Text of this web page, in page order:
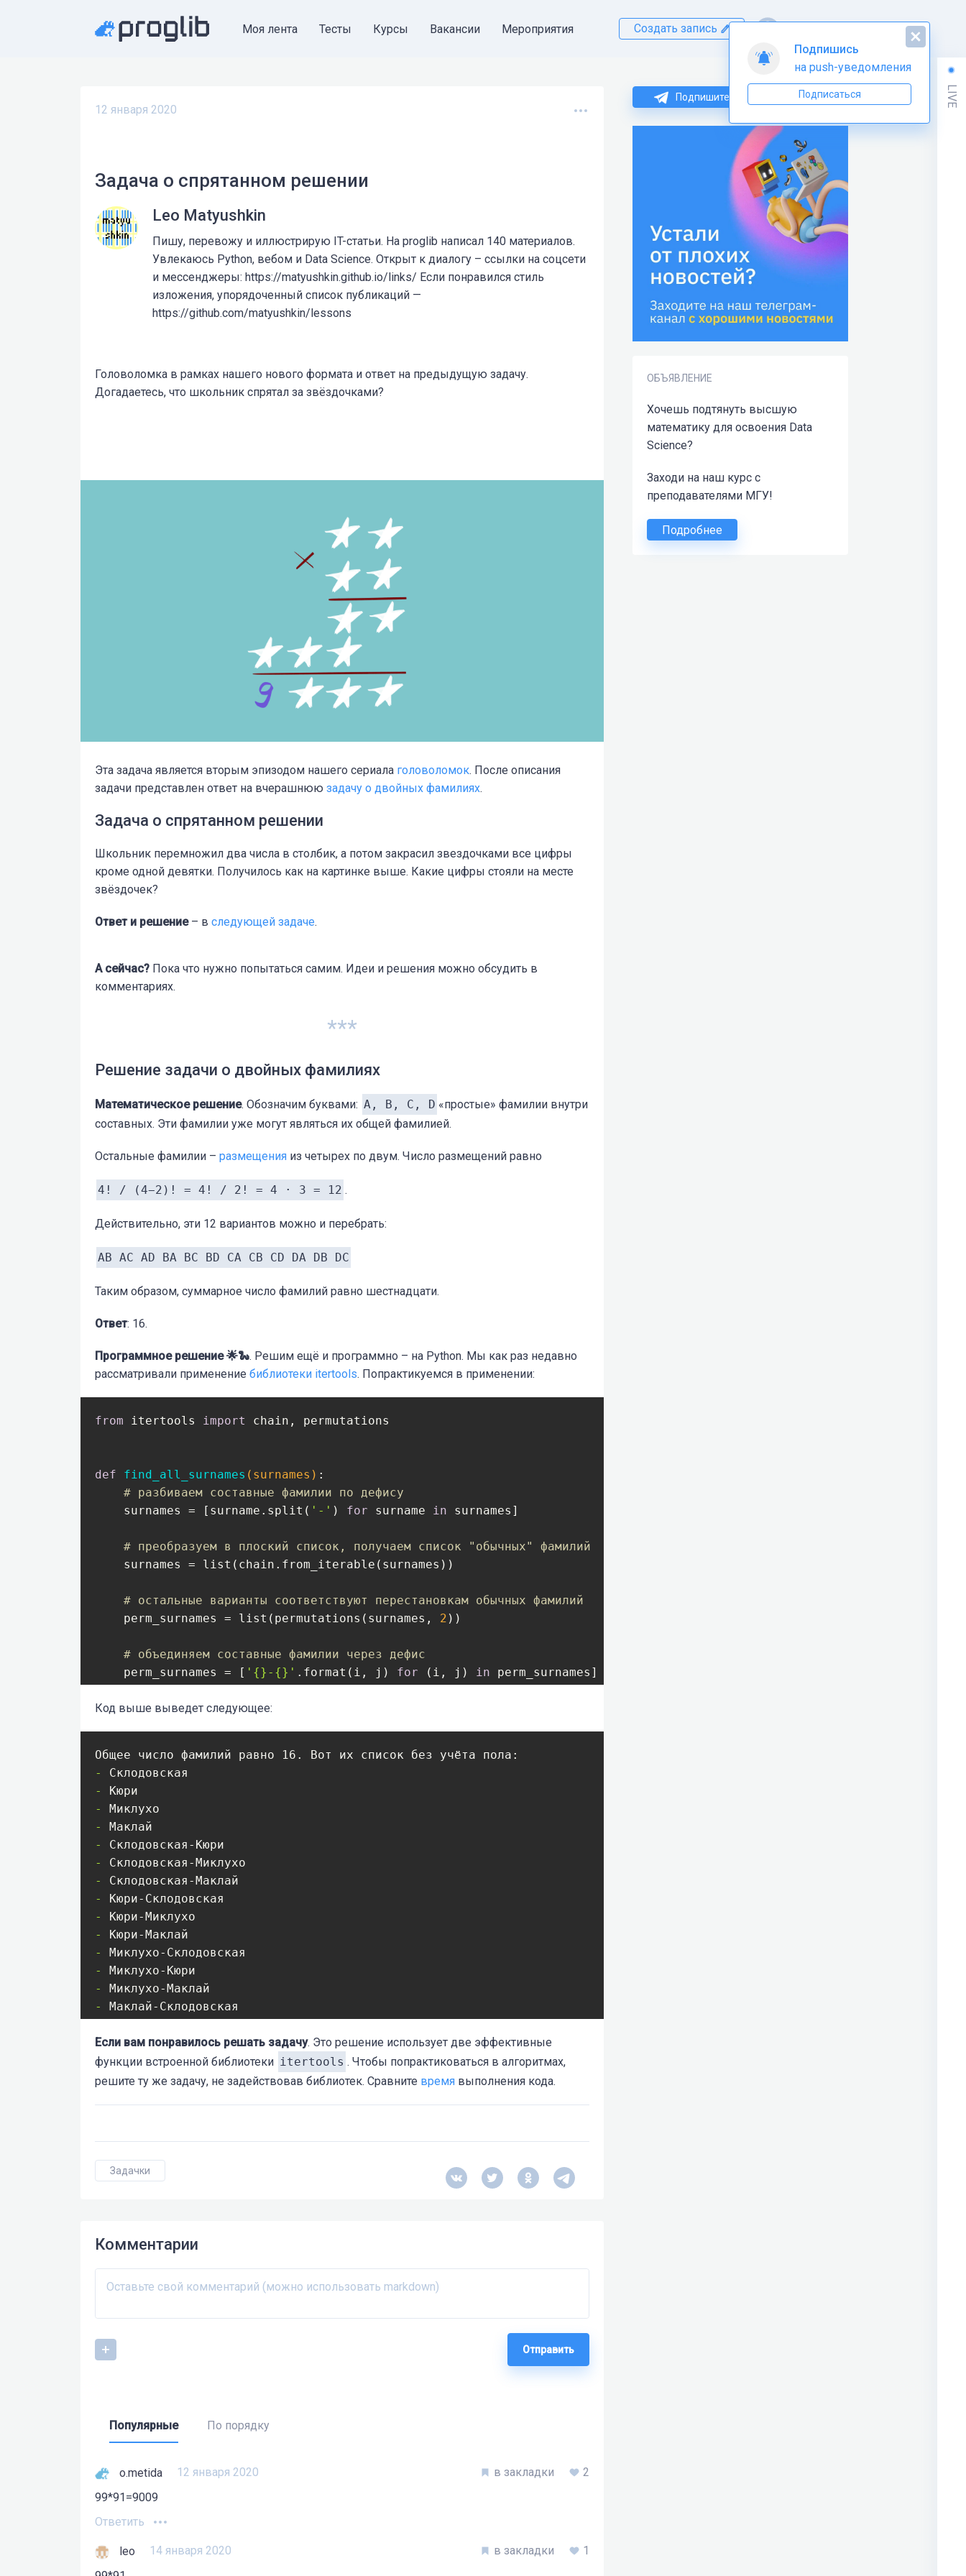
Моя лента Тесты Курсы Вакансии Мероприятия Создать запись
Подпишитесь на нас в Telegram
ОБЪЯВЛЕНИЕ
Хочешь подтянуть высшую
математику для освоения Data
Science?
Заходи на наш курс с
преподавателями МГУ!
Подробнее
12 января 2020
Задача о спрятанном решении
Leo Matyushkin
Пишу, перевожу и иллюстрирую IT-статьи. На proglib написал 140 материалов.
Увлекаюсь Python, вебом и Data Science. Открыт к диалогу – ссылки на соцсети
и мессенджеры: https://matyushkin.github.io/links/ Если понравился стиль
изложения, упорядоченный список публикаций —
https://github.com/matyushkin/lessons
Головоломка в рамках нашего нового формата и ответ на предыдущую задачу.
Догадаетесь, что школьник спрятал за звёздочками?
Эта задача является вторым эпизодом нашего сериала головоломок. После описания
задачи представлен ответ на вчерашнюю задачу о двойных фамилиях.
Задача о спрятанном решении
Школьник перемножил два числа в столбик, а потом закрасил звездочками все цифры
кроме одной девятки. Получилось как на картинке выше. Какие цифры стояли на месте
звёздочек?
Ответ и решение– в следующей задаче.
А сейчас? Пока что нужно попытаться самим. Идеи и решения можно обсудить в
комментариях.
***
Решение задачи о двойных фамилиях
Математическое решение. Обозначим буквами: A, B, C, D «простые» фамилии внутри
составных. Эти фамилии уже могут являться их общей фамилией.
Остальные фамилии – размещения из четырех по двум. Число размещений равно
4! / (4−2)! = 4! / 2! = 4 ⋅ 3 = 12 .
Действительно, эти 12 вариантов можно и перебрать:
AB AC AD BA BC BD CA CB CD DA DB DC
Таким образом, суммарное число фамилий равно шестнадцати.
Ответ: 16.
Программное решение 🌟🐍. Решим ещё и программно – на Python. Мы как раз недавно
рассматривали применение библиотеки itertools. Попрактикуемся в применении:
from itertools import chain, permutations
def find_all_surnames (surnames) :
# разбиваем составные фамилии по дефису
    surnames = [surname.split(
'-' ) for surname in surnames]
# преобразуем в плоский список, получаем список "обычных" фамилий
    surnames = list(chain.from_iterable(surnames))
# остальные варианты соответствуют перестановкам обычных фамилий
    perm_surnames = list(permutations(surnames,
2 ))
# объединяем составные фамилии через дефис
    perm_surnames = [
'{}-{}' .format(i, j) for (i, j) in perm_surnames]
# соединяем два списка
return surnames
# проверим работу функции на практике
surnames = find_all_surnames([
print('Общее число фамилий равно {}. Вот их список без учёта пола:'
for surname in surnames:
    print(
'- '+surname)
Код выше выведет следующее:
-
-
-
-
-
-
-
-
-
-
-
-
-
-
- Маклай-Миклухо
Если вам понравилось решать задачу. Это решение использует две эффективные
функции встроенной библиотеки itertools . Чтобы попрактиковаться в алгоритмах,
решите ту же задачу, не задействовав библиотек. Сравните время выполнения кода.
Задачки
Комментарии
Отправить
Популярные По порядку
leo 14 января 2020
1
o.metida 12 января 2020
2
99*91=9009
Ответить
LIVE
Подпишись
на push-уведомления
Подписаться